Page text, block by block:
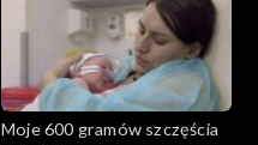
Moje 600 gramów szczęścia